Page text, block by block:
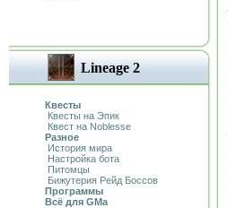
Lineage 2
Квесты
Квесты на Эпик
Квест на Noblesse
Разное
История мира
Настройка бота
Питомцы
Бижутерия Рейд Боссов
Программы
Всё для GMa